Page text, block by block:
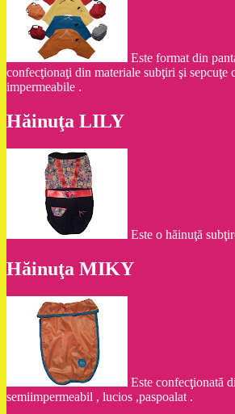
Este format din
confecţionaţi din materiale subţiri şi sepcuţe
impermeabile .
Hăinuţa LILY
Este o hăinuţă
Hăinuţa MIKY
Este confecţionată
semiimpermeabil , lucios ,paspoalat .